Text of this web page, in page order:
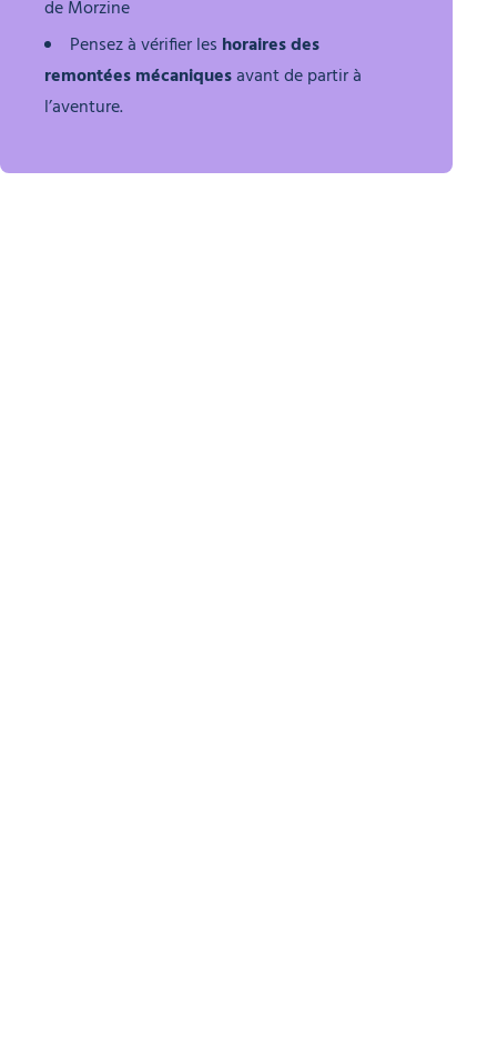
de Morzine
Pensez à vérifier les horaires des
remontées mécaniquesavant de partir à
l’aventure.